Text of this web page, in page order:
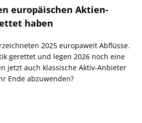
europäischen Aktien-
haben
2025 europaweit Abflüsse.
gerettet und legen 2026 noch eine
jetzt auch klassische Aktiv-Anbieter
Ende abzuwenden?